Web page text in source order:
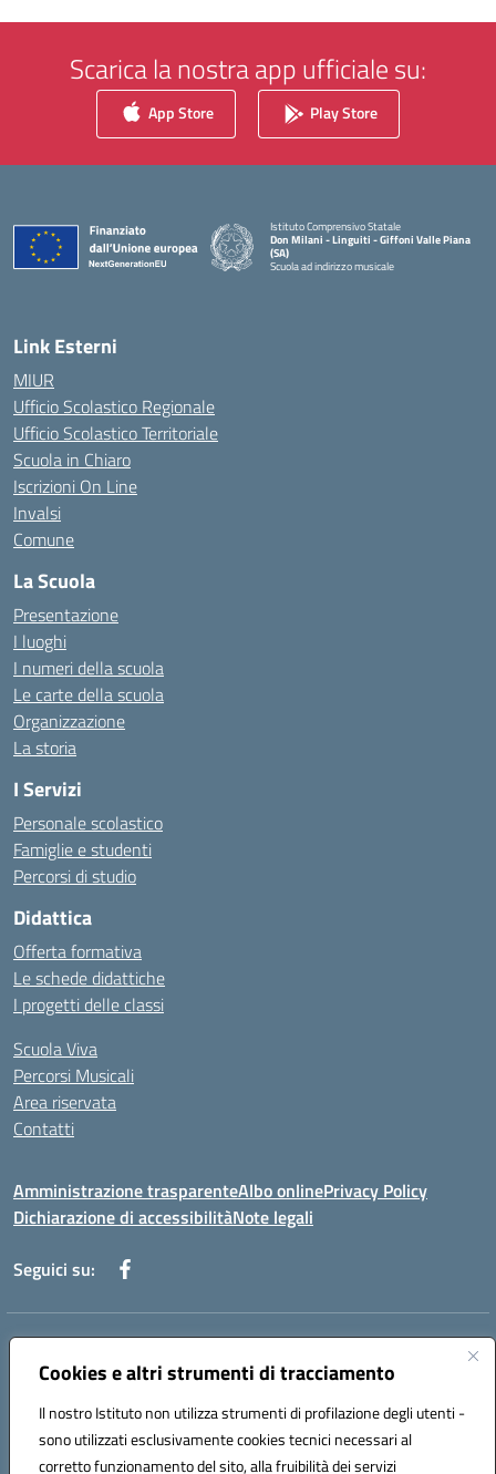
Cookies e altri strumenti di tracciamento
Il nostro Istituto non utilizza strumenti di profilazione degli utenti -
sono utilizzati esclusivamente cookies tecnici necessari al
corretto funzionamento del sito, alla fruibilità dei servizi
Scarica la nostra app ufficiale su:
App Store Play Store
Istituto Comprensivo Statale
Don Milani - Linguiti - Giffoni Valle Piana
(SA)
Scuola ad indirizzo musicale
Link Esterni
MIUR
Ufficio Scolastico Regionale
Ufficio Scolastico Territoriale
Scuola in Chiaro
Iscrizioni On Line
Invalsi
Comune
La Scuola
Presentazione
I luoghi
I numeri della scuola
Le carte della scuola
Organizzazione
La storia
I Servizi
Personale scolastico
Famiglie e studenti
Percorsi di studio
Didattica
Offerta formativa
Le schede didattiche
I progetti delle classi
Scuola Viva
Percorsi Musicali
Area riservata
Contatti
Amministrazione trasparenteAlbo onlinePrivacy Policy
Dichiarazione di accessibilitàNote legali
Seguici su:
Indirizzo:
Centralino:089868360 Email:saic857007@istruzione.it
Codice fiscale: 80025860653
Codice meccanografico:
SAIC857007